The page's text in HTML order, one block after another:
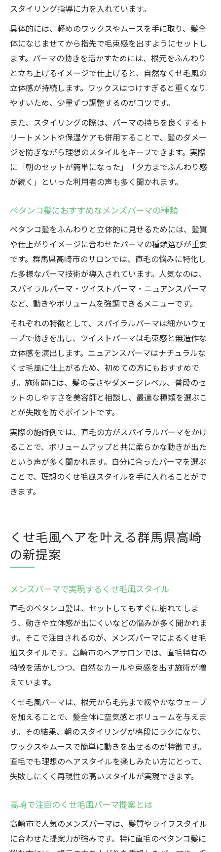
スタイリング指導に力を入れています。
具体的には、軽めのワックスやムースを手に取り、髪全
体になじませてから指先で毛束感を出すようにセットし
ます。パーマの動きを活かすためには、根元をふんわり
と立ち上げるイメージで仕上げると、自然なくせ毛風の
立体感が持続します。ワックスはつけすぎると重くなり
やすいため、少量ずつ調整するのがコツです。
また、スタイリングの際は、パーマの持ちを良くするト
リートメントや保湿ケアも併用することで、髪のダメー
ジを防ぎながら理想のスタイルをキープできます。実際
に「朝のセットが簡単になった」「夕方までふんわり感
が続く」といった利用者の声も多く聞かれます。
ペタンコ髪におすすめなメンズパーマの種類
ペタンコ髪をふんわりと立体的に見せるためには、髪質
や仕上がりイメージに合わせたパーマの種類選びが重要
です。群馬県高崎市のサロンでは、直毛の悩みに特化し
た多様なパーマ技術が導入されています。人気なのは、
スパイラルパーマ・ツイストパーマ・ニュアンスパーマ
など、動きやボリュームを強調できるメニューです。
それぞれの特徴として、スパイラルパーマは細かいウェ
ーブで動きを出し、ツイストパーマは毛束感と無造作な
立体感を演出します。ニュアンスパーマはナチュラルな
くせ毛風に仕上がるため、初めての方にもおすすめで
す。施術前には、髪の長さやダメージレベル、普段のセ
ットのしやすさを美容師と相談し、最適な種類を選ぶこ
とが失敗を防ぐポイントです。
実際の施術例では、直毛の方がスパイラルパーマをかけ
ることで、ボリュームアップと共に柔らかな動きが出た
という声が多く聞かれます。自分に合ったパーマを選ぶ
ことで、理想のくせ毛風スタイルを手に入れることがで
きます。
くせ毛風ヘアを叶える群馬県高崎
の新提案
メンズパーマで実現するくせ毛風スタイル
直毛のペタンコ髪は、セットしてもすぐに崩れてしま
う、動きや立体感が出にくいなどの悩みが多く聞かれま
す。そこで注目されるのが、メンズパーマによるくせ毛
風スタイルです。高崎市のヘアサロンでは、直毛特有の
特徴を活かしつつ、自然なカールや束感を出す施術が増
えています。
くせ毛風パーマは、根元から毛先まで緩やかなウェーブ
を加えることで、髪全体に空気感とボリュームを与えま
す。その結果、朝のスタイリングが格段にラクになり、
ワックスやムースで簡単に動きを出せるのが特徴です。
直毛でも理想のヘアスタイルを楽しみたい方にとって、
失敗しにくく再現性の高いスタイルが実現できます。
高崎で注目のくせ毛風パーマ提案とは
高崎市で人気のメンズパーマは、髪質やライフスタイル
に合わせた提案力が強みです。特に直毛のペタンコ髪に